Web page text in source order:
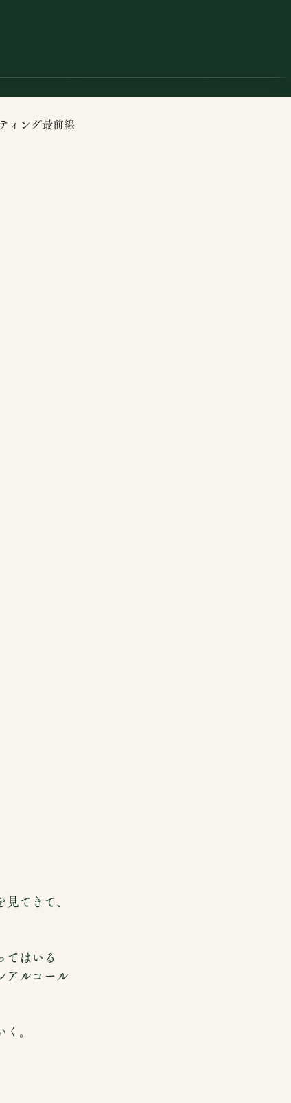
ィング最前線
見てきて、
てはいる
アルコール
。